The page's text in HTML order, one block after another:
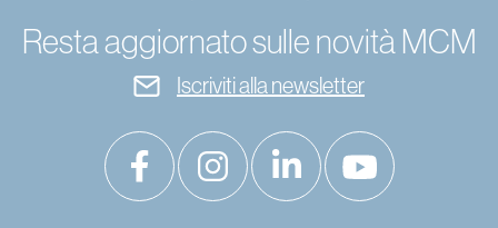
Resta aggiornato sulle novità MCM
Iscriviti alla newsletter